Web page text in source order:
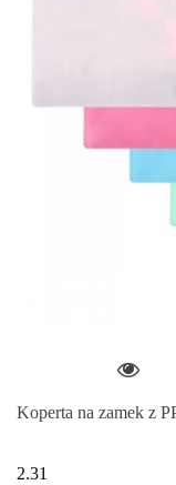
Koperta na zamek z
2.31